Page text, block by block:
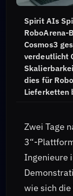
Spirit AIs
RoboArena-
Cosmos3
verdeutlicht
dies für
Lieferketten
Zwei Tage
3“-
Ingenieure
wie sich